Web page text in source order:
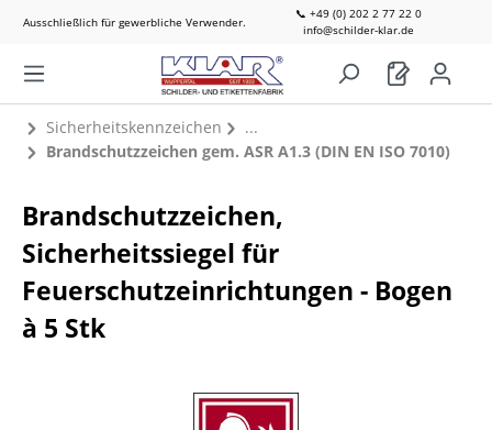
Ausschließlich für gewerbliche Verwender.
📞 +49 (0) 202 2 77 22 0
info@schilder-klar.de
Sicherheitskennzeichen
Brandschutzzeichen gem. ASR A1.3 (DIN EN ISO 7010)
Brandschutzzeichen,
Sicherheitssiegel für
Feuerschutzeinrichtungen - Bogen
à 5 Stk